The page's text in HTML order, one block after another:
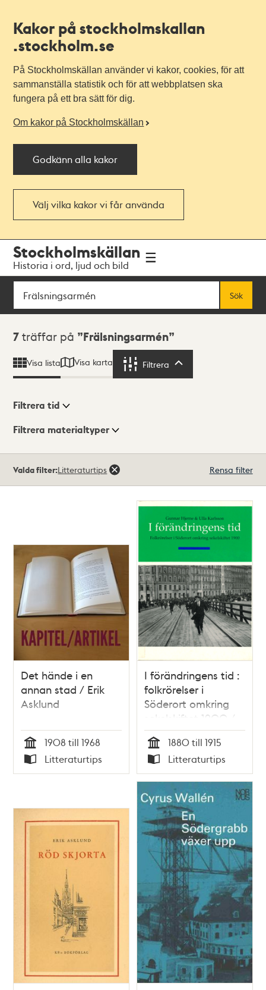
Kakor på stockholmskallan
.stockholm.se
På Stockholmskällan använder vi kakor, cookies, för att
sammanställa statistik och för att webbplatsen ska
fungera på ett bra sätt för dig.
Om kakor på Stockholmskällan
Godkänn alla kakor
Välj vilka kakor vi får använda
navigationen
huvudinnehållet
Stockholmskällan
Historia i ord, ljud och bild
Sök
Sök
Sökresultat
7 träffar på Frälsningsarmén
Visa lista Visa karta Filtrera
Visningsläge
Filtrera tid
Filtrera materialtyper
träffar
Valda filter:Litteraturtips Rensa filter
Det hände i en
annan stad / Erik
Asklund
Tid
1908 till 1968
Typ
Litteraturtips
I förändringens tid :
folkrörelser i
Söderort omkring
sekelskiftet 1900 /
Gunnar Hjerne &
Ulla Karlsson
Tid
1880 till 1915
Typ
Litteraturtips